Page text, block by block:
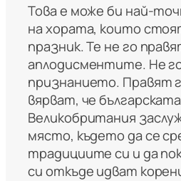
Това е може би най-
на хората, които
празник. Те не го
аплодисментите. Не
признанието. Правят
вярват, че
Великобритания
място, където да се
традициите си и да
си откъде идват